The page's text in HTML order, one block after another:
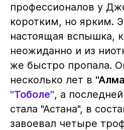
профессионалов у
коротким, но ярким.
настоящая вспышка,
неожиданно и из
же быстро пропала.
несколько лет в
"Тоболе", а
стала "Астана", в
завоевал четыре